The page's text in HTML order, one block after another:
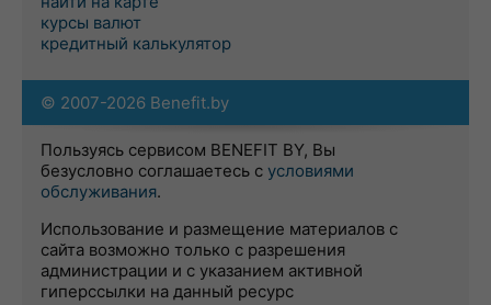
курсы валют
кредитный калькулятор
© 2007-2026 Benefit.by
Пользуясь сервисом BENEFIT BY, Вы
безусловно соглашаетесь с условиями
обслуживания.
Использование и размещение материалов с
сайта возможно только с разрешения
администрации и с указанием активной
гиперссылки на данный ресурс